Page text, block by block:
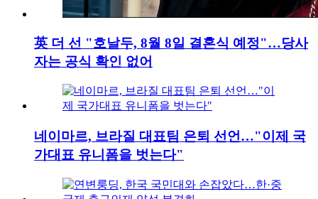
英 더 선 "호날두, 8월 8일 결혼식 예정"…당사
자는 공식 확인 없어
네이마르, 브라질 대표팀 은퇴 선언…"이제 국
가대표 유니폼을 벗는다"